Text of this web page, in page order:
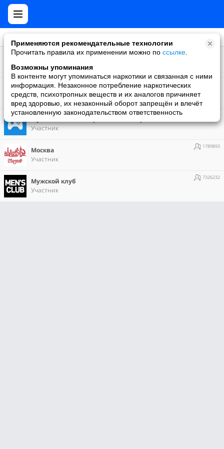
Применяются рекомендательные технологии
Прочитать правила их применении можно по ссылке
Возможны упоминания
В контенте могут упоминаться наркотики и связанная с ними
информация. Незаконное потребление наркотических
средств, психотропных веществ и их аналогов причиняет
вред здоровью, их незаконный оборот запрещён и влечёт
установленную законодательством ответственность
ЕДИНАЯ РОССИЯ Волоколамск
Создатель
Строительная компания Строй-Мастер, г. Волоколамск
Создатель
Мy Games. Все об играх в Моем Мире
Участник
Москва
Участник
1789893
Мужской клуб
Участник
7326232